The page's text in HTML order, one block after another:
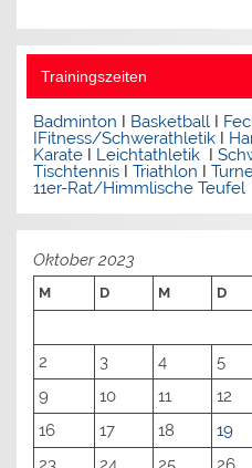
Trainingszeiten
Badminton I Basketball I
IFitness/Schwerathletik I
Karate I Leichtathletik I
Tischtennis ITriathlon I
11er-Rat/Himmlische Teufel
Oktober 2023
M D M D
2
3 4 5
9
10 11 12
16
17 18 19